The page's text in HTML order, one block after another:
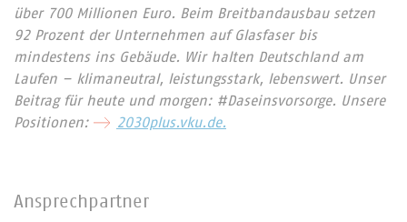
über 700 Millionen Euro. Beim Breitbandausbau setzen
92 Prozent der Unternehmen auf Glasfaser bis
mindestens ins Gebäude. Wir halten Deutschland am
Laufen – klimaneutral, leistungsstark, lebenswert. Unser
Beitrag für heute und morgen: #Daseinsvorsorge. Unsere
Positionen:
2030plus.vku.de.
Ansprechpartner